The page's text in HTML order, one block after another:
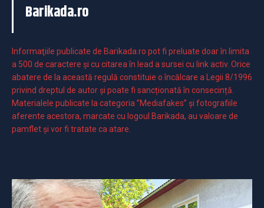
Barikada.ro
Informaţiile publicate de Barikada.ro pot fi preluate doar în limita
a 500 de caractere şi cu citarea în lead a sursei cu link activ. Orice
abatere de la această regulă constituie o încălcare a Legii 8/1996
privind dreptul de autor și poate fi sancționată în consecință.
Materialele publicate la categoria ”Mediafakes” și fotografiile
aferente acestora, marcate cu logoul Barikada, au valoare de
pamflet și vor fi tratate ca atare.